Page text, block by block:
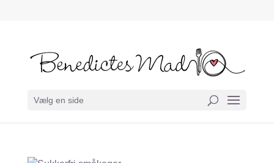
Vælg en side